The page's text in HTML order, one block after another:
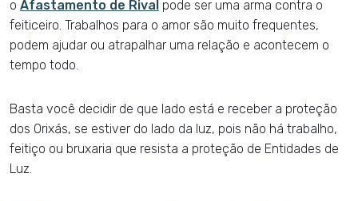
o Afastamento de Rival pode ser uma arma contra o
feiticeiro. Trabalhos para o amor são muito frequentes,
podem ajudar ou atrapalhar uma relação e acontecem o
tempo todo.
Basta você decidir de que lado está e receber a proteção
dos Orixás, se estiver do lado da luz, pois não há trabalho,
feitiço ou bruxaria que resista a proteção de Entidades de
Luz.